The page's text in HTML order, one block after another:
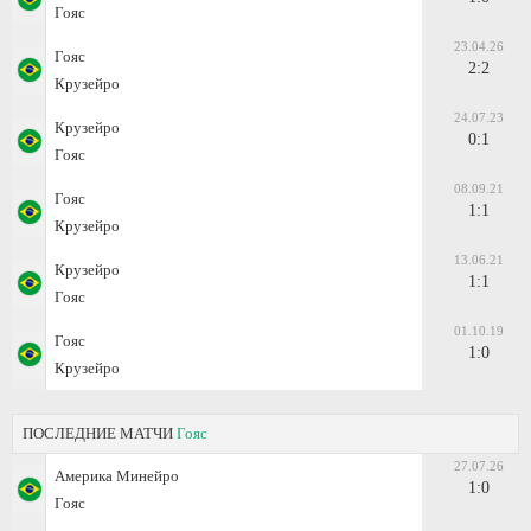
Гояс
Гояс
Крузейро
23.04.26
2:2
Крузейро
Гояс
24.07.23
0:1
Гояс
Крузейро
08.09.21
1:1
Крузейро
Гояс
13.06.21
1:1
Гояс
Крузейро
01.10.19
1:0
ПОСЛЕДНИЕ МАТЧИ Гояс
Америка Минейро
Гояс
27.07.26
1:0